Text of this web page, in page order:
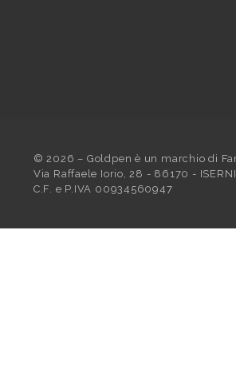
©2026 – Goldpen è un marchio di
Via Raffaele Iorio, 28 - 86170 -
C.F. e P.IVA 00934560947